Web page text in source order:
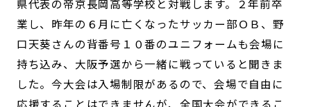
県代表の帝京長岡高等学校と対戦します。２年前卒
業し、昨年の６月に亡くなったサッカー部ＯＢ、野
口天葵さんの背番号１０番のユニフォームも会場に
持ち込み、大阪予選から一緒に戦っていると聞きま
した。今大会は入場制限があるので、会場で自由に
応援することはできませんが、全国大会ができるこ